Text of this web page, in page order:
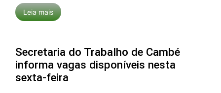
Leia mais
Secretaria do Trabalho de Cambé
informa vagas disponíveis nesta
sexta-feira